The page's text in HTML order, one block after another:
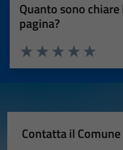
Quanto sono
pagina?
Valuta 5
Valuta 4
Valuta 3 stelle
Valuta 2 stelle su 5
Valuta 1 stelle su 5
Contatta il Comune